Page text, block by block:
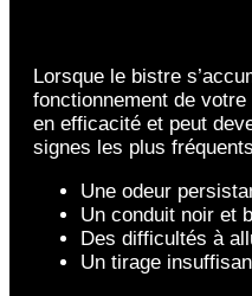
Lorsque le bistre
fonctionnement de
en efficacité et peut
signes les plus
Une odeur
Un conduit noir et
Des difficultés à
Un tirage